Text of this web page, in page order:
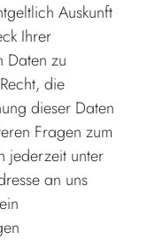
Auskunft
Ihrer
Daten zu
die
dieser Daten
Fragen zum
jederzeit unter
an uns